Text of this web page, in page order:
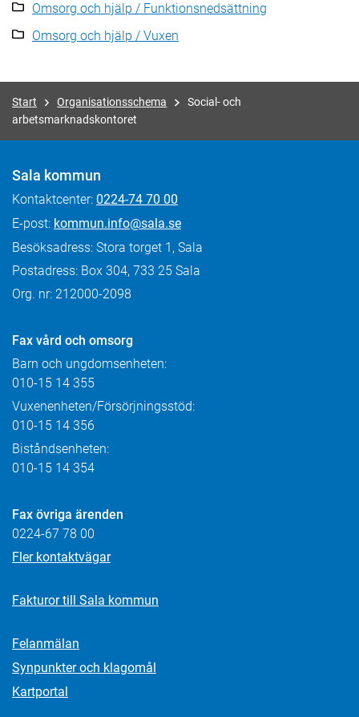
Omsorg och hjälp / Funktionsnedsättning
Omsorg och hjälp / Vuxen
Start Organisationsschema
Social- och
arbetsmarknadskontoret
Sala kommun
Kontaktcenter: 0224-74 70 00
E-post: kommun.info@sala.se
Besöksadress: Stora torget 1, Sala
Postadress: Box 304, 733 25 Sala
Org. nr: 212000-2098
Fax vård och omsorg
Barn och ungdomsenheten:
010-15 14 355
Vuxenenheten/Försörjningsstöd:
010-15 14 356
Biståndsenheten:
010-15 14 354
Fax övriga ärenden
0224-67 78 00
Fler kontaktvägar
Fakturor till Sala kommun
Felanmälan
Synpunkter och klagomål
Kartportal